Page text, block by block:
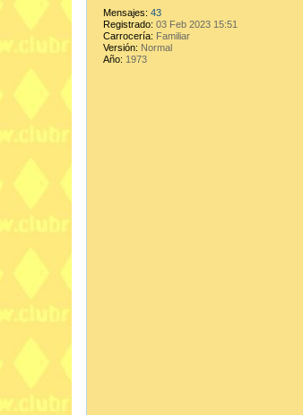
Mensajes: 43
Registrado: 03 Feb 2023 15:51
Carrocería: Familiar
Versión: Normal
Año: 1973